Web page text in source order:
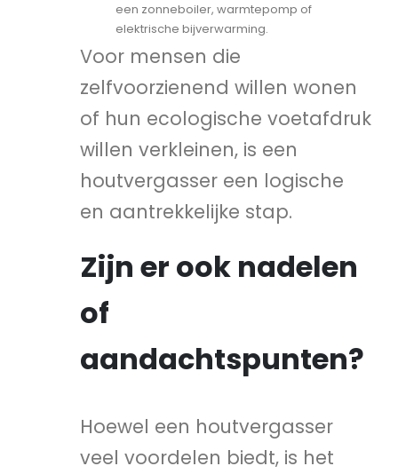
een zonneboiler, warmtepomp of
elektrische bijverwarming.
Voor mensen die
zelfvoorzienend willen wonen
of hun ecologische voetafdruk
willen verkleinen, is een
houtvergasser een logische
en aantrekkelijke stap.
Zijn er ook nadelen
of
aandachtspunten?
Hoewel een houtvergasser
veel voordelen biedt, is het